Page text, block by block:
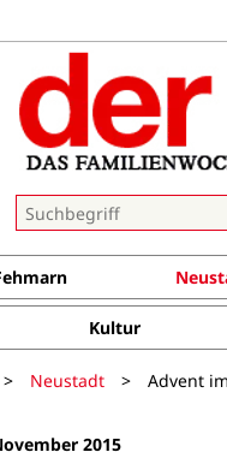
Kultur
> Neustadt > Advent
2015